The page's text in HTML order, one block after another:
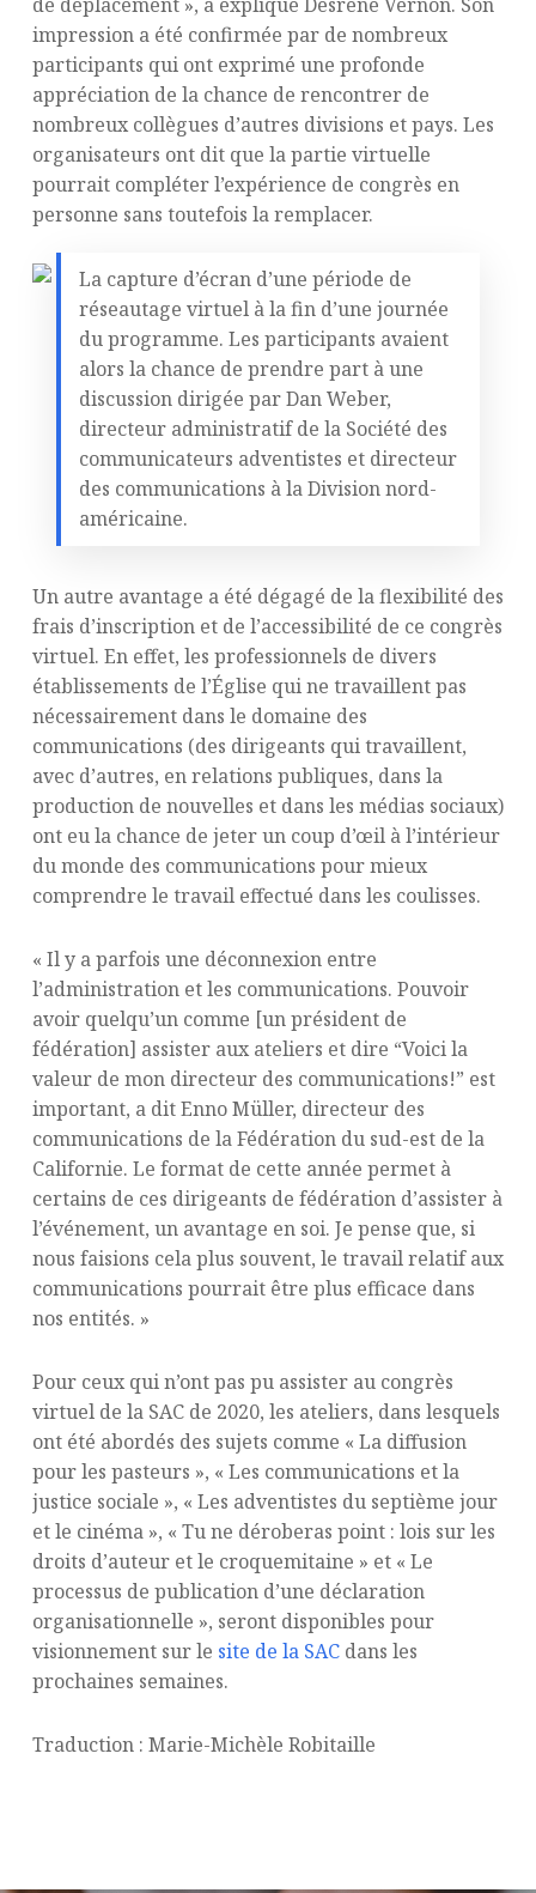
impression a été confirmée par de nombreux
participants qui ont exprimé une profonde
appréciation de la chance de rencontrer de
nombreux collègues d’autres divisions et pays. Les
organisateurs ont dit que la partie virtuelle
pourrait compléter l’expérience de congrès en
personne sans toutefois la remplacer.
La capture d’écran d’une période de
réseautage virtuel à la fin d’une journée
du programme. Les participants avaient
alors la chance de prendre part à une
discussion dirigée par Dan Weber,
directeur administratif de la Société des
communicateurs adventistes et directeur
des communications à la Division nord-
américaine.
Un autre avantage a été dégagé de la flexibilité des
frais d’inscription et de l’accessibilité de ce congrès
virtuel. En effet, les professionnels de divers
établissements de l’Église qui ne travaillent pas
nécessairement dans le domaine des
communications (des dirigeants qui travaillent,
avec d’autres, en relations publiques, dans la
production de nouvelles et dans les médias sociaux)
ont eu la chance de jeter un coup d’œil à l’intérieur
du monde des communications pour mieux
comprendre le travail effectué dans les coulisses.
« Il y a parfois une déconnexion entre
l’administration et les communications. Pouvoir
avoir quelqu’un comme [un président de
fédération] assister aux ateliers et dire “Voici la
valeur de mon directeur des communications!” est
important, a dit Enno Müller, directeur des
communications de la Fédération du sud-est de la
Californie. Le format de cette année permet à
certains de ces dirigeants de fédération d’assister à
l’événement, un avantage en soi. Je pense que, si
nous faisions cela plus souvent, le travail relatif aux
communications pourrait être plus efficace dans
nos entités. »
Pour ceux qui n’ont pas pu assister au congrès
virtuel de la SAC de 2020, les ateliers, dans lesquels
ont été abordés des sujets comme « La diffusion
pour les pasteurs », « Les communications et la
justice sociale », « Les adventistes du septième jour
et le cinéma », « Tu ne déroberas point : lois sur les
droits d’auteur et le croquemitaine » et « Le
processus de publication d’une déclaration
organisationnelle », seront disponibles pour
visionnement sur le site de la SACdans les
prochaines semaines.
Traduction : Marie-Michèle Robitaille